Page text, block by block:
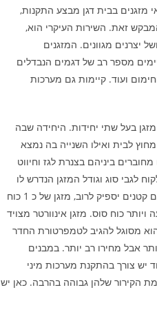
מזגנים בבית דגן מבצע התקנות,
זאת. השירות העיקרי הוא,
יצרנים מגוונים. המזגנים
מספר רב של דגמים הנבדלים
ועוד. קיימות גם מערכות
מזגן בעל שתי יחידות. היחידה שבה
לבית ואילו השנייה בה נמצא
ביניהם בצנרת לגז וחיווט
לגבי סוג וגודל המזגן הנדרש לו
והדבר תלוי בעיקר בגודל החלל. לחדרים קטנים יספיק לרוב, מזגן של כ 1 כוח
כוח סוס. מזגן אינוורטר מצויד
מסוגל להגיב לטמפרטורת החדר
אבל מחירו רב יותר. במבנים
יש צורך בהתקנת מערכות מיני
הקירור שלהן גבוהה בהרבה. כאן יש